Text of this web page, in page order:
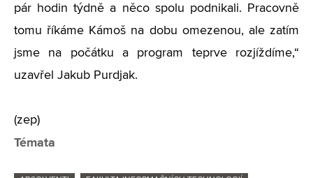
pár hodin týdně a něco spolu podnikali. Pracovně
tomu říkáme Kámoš na dobu omezenou, ale zatím
jsme na počátku a program teprve rozjíždíme,“
uzavřel Jakub Purdjak.
(zep)
Témata